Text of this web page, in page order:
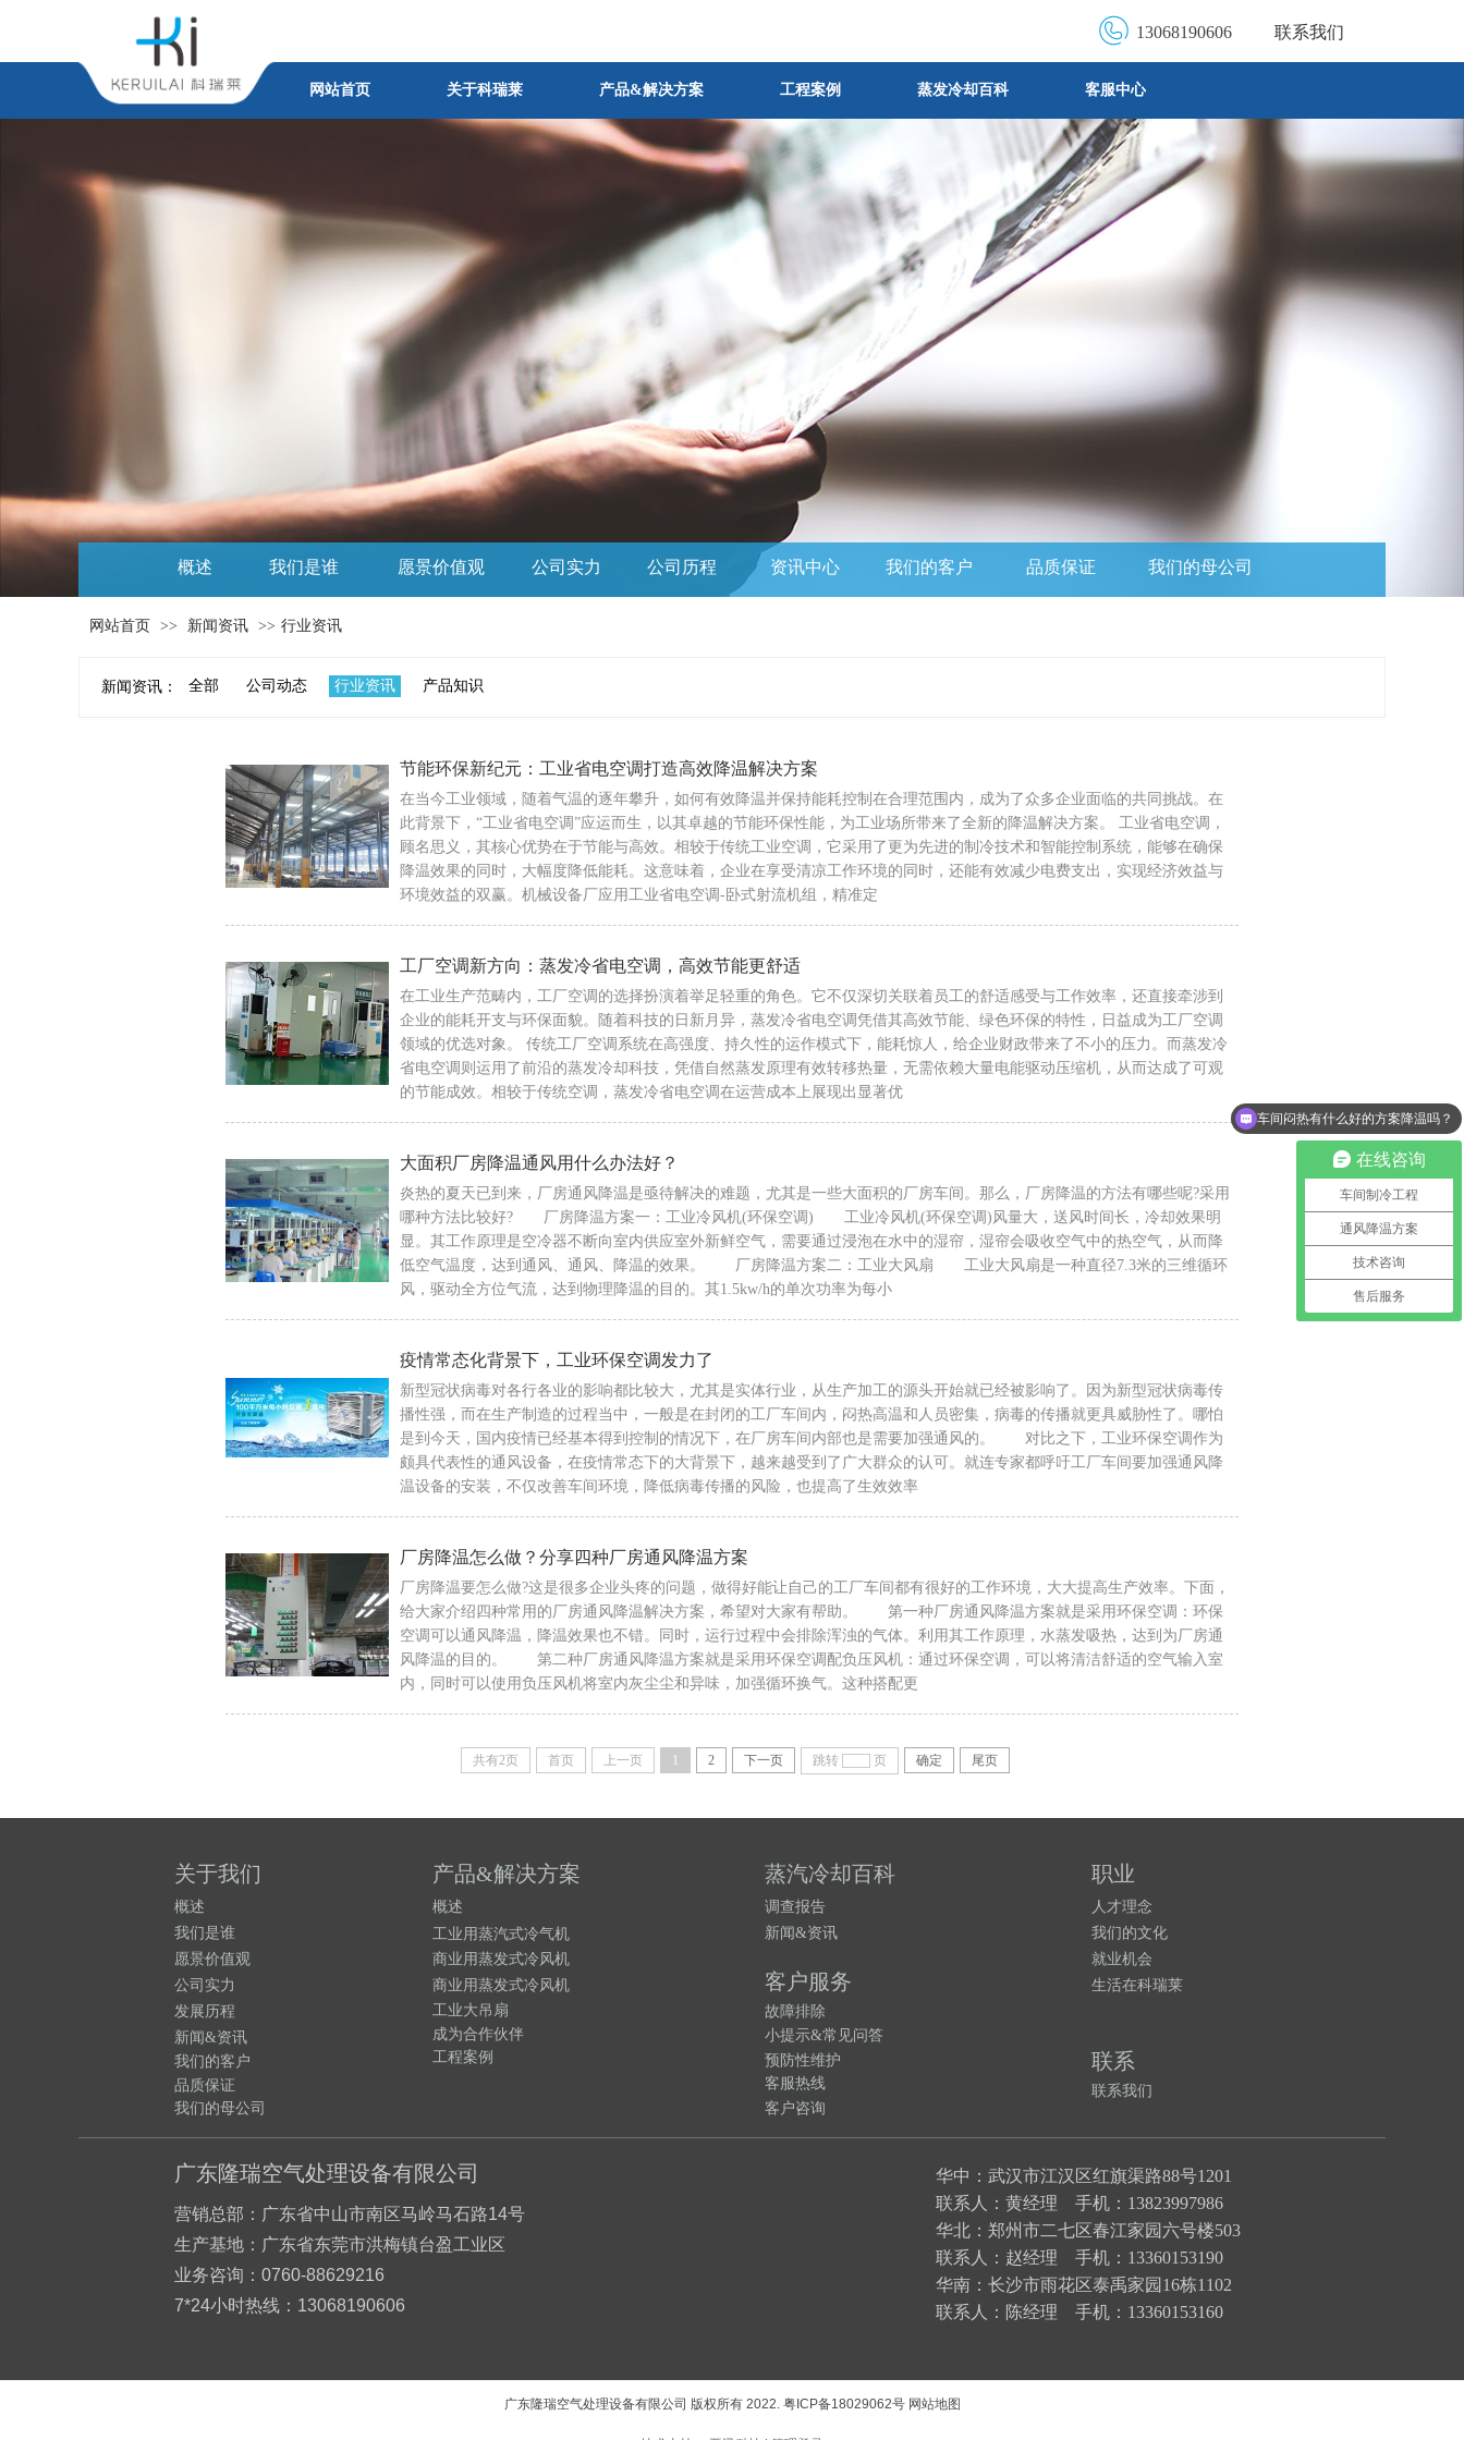
13068190606 联系我们
网站首页 关于科瑞莱 产品&解决方案 工程案例 蒸发冷却百科 客服中心
概述 我们是谁 愿景价值观 公司 实力 公司历程 资讯中心 我们的客户 品质保证 我们的母公司
网站首页 >> 新闻资讯 >> 行业资讯
新闻资讯： 全部 公司动态 行业资讯 产品知识
节能环保新纪元：工业省电空调打造高效降温解决方案
在当今工业领域，随着气温的逐年攀升，如何有效降温并保持能耗控制在合理范围内，成为了众多企业面临的共同挑战。在
此背景下，“工业省电空调”应运而生，以其卓越的节能环保性能，为工业场所带来了全新的降温解决方案。 工业省电空调，
顾名思义，其核心优势在于节能与高效。相较于传统工业空调，它采用了更为先进的制冷技术和智能控制系统，能够在确保
降温效果的同时，大幅度降低能耗。这意味着，企业在享受清凉工作环境的同时，还能有效减少电费支出，实现经济效益与
环境效益的双赢。机械设备厂应用工业省电空调-卧式射流机组，精准定
工厂空调新方向：蒸发冷省电空调，高效节能更舒适
在工业生产范畴内，工厂空调的选择扮演着举足轻重的角色。它不仅深切关联着员工的舒适感受与工作效率，还直接牵涉到
企业的能耗开支与环保面貌。随着科技的日新月异，蒸发冷省电空调凭借其高效节能、绿色环保的特性，日益成为工厂空调
领域的优选对象。 传统工厂空调系统在高强度、持久性的运作模式下，能耗惊人，给企业财政带来了不小的压力。而蒸发冷
省电空调则运用了前沿的蒸发冷却科技，凭借自然蒸发原理有效转移热量，无需依赖大量电能驱动压缩机，从而达成了可观
的节能成效。相较于传统空调，蒸发冷省电空调在运营成本上展现出显著优
大面积厂房降温通风用什么办法好？
炎热的夏天已到来，厂房通风降温是亟待解决的难题，尤其是一些大面积的厂房车间。那么，厂房降温的方法有哪些呢?采用
哪种方法比较好? 厂房降温方案一：工业冷风机(环保空调) 工业冷风机(环保空调)风量大，送风时间长，冷却效果明
显。其工作原理是空冷器不断向室内供应室外新鲜空气，需要通过浸泡在水中的湿帘，湿帘会吸收空气中的热空气，从而降
低空气温度，达到通风、通风、降温的效果。 厂房降温方案二：工业大风扇 工业大风扇是一种直径7.3米的三维循环
风，驱动全方位气流，达到物理降温的目的。其1.5kw/h的单次功率为每小
疫情常态化背景下，工业环保空调发力了
新型冠状病毒对各行各业的影响都比较大，尤其是实体行业，从生产加工的源头开始就已经被影响了。因为新型冠状病毒传
播性强，而在生产制造的过程当中，一般是在封闭的工厂车间内，闷热高温和人员密集，病毒的传播就更具威胁性了。哪怕
是到今天，国内疫情已经基本得到控制的情况下，在厂房车间内部也是需要加强通风的。 对比之下，工业环保空调作为
颇具代表性的通风设备，在疫情常态下的大背景下，越来越受到了广大群众的认可。就连专家都呼吁工厂车间要加强通风降
温设备的安装，不仅改善车间环境，降低病毒传播的风险，也提高了生效效率
厂房降温怎么做？分享四种厂房通风降温方案
厂房降温要怎么做?这是很多企业头疼的问题，做得好能让自己的工厂车间都有很好的工作环境，大大提高生产效率。下面，
给大家介绍四种常用的厂房通风降温解决方案，希望对大家有帮助。 第一种厂房通风降温方案就是采用环保空调：环保
空调可以通风降温，降温效果也不错。同时，运行过程中会排除浑浊的气体。利用其工作原理，水蒸发吸热，达到为厂房通
风降温的目的。 第二种厂房通风降温方案就是采用环保空调配负压风机：通过环保空调，可以将清洁舒适的空气输入室
内，同时可以使用负压风机将室内灰尘尘和异味，加强循环换气。这种搭配更
共有2页 首页 上一页 1 2 下一页 跳转 页 确定 尾页
关于我们
概述
我们是谁
愿景价值观
公司实力
发展历程
我们的客户
品质保证
我们的母公司
新闻&资讯
产品&解决方案
概述
商业用蒸发式冷风机
商业用蒸发式冷风机
工业用蒸汽式冷气机
成为合作伙伴
客户咨询
蒸汽冷却百科
调查报告
客户服务
故障排除
小提示&常见问答
预防性维护
客服热线
职业
我们的文化
生活在科瑞莱
人才理念
就业机会
联系
联系我们
广东隆瑞空气处理设备有限公司
营销总部 ：广东省中山市南区马岭马石路14号
生产基地：广东省东莞市洪梅镇台盈工业区
业务咨询：0760-88629216
7*24小时热线： 13068190606
华中：武汉市江汉区红旗渠路88号1201
联系人：黄经理 手机：13823997986
华北：郑州市二七区春江家园六号楼503
联系人：赵经理 手机：13360153190
华南：长沙市雨花区泰禹家园16栋1102
联系人：陈经理 手机：13360153160
新闻&资讯
工程案例
工业大吊扇
广东隆瑞空气处理设备有限公司 版权所有 2022. 粤ICP备18029062号 网站地图
在线咨询
车间制冷工程
通风降温方案
技术咨询
售后服务
厂房高温不通风有什么办法解决吗？